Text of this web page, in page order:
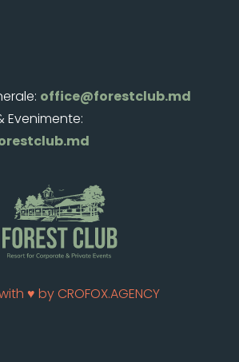
office@forestclub.md
Evenimente:
♥by CROFOX.AGENCY